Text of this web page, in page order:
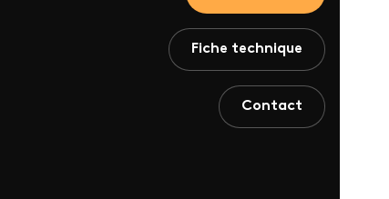
Fiche technique
Contact